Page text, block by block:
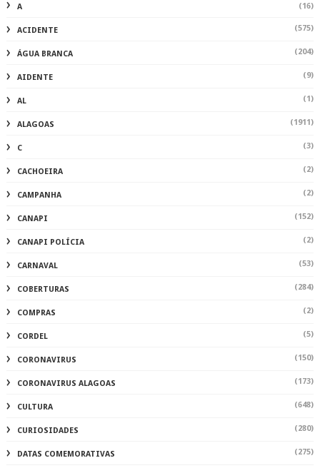
A (16)
ACIDENTE (575)
ÁGUA BRANCA (204)
AIDENTE (9)
AL (1)
ALAGOAS (1911)
C (3)
CACHOEIRA (2)
CAMPANHA (2)
CANAPI (152)
CANAPI POLÍCIA (2)
CARNAVAL (53)
COBERTURAS (284)
COMPRAS (2)
CORDEL (5)
CORONAVIRUS (150)
CORONAVIRUS ALAGOAS (173)
CULTURA (648)
CURIOSIDADES (280)
DATAS COMEMORATIVAS (275)